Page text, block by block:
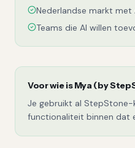
Nederlandse markt met
Teams die AI willen
Voor wie isMya (by
Je gebruikt al
functionaliteit binnen dat